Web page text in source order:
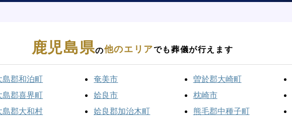
鹿児島県の他のエリアでも葬儀が行えます
島郡和泊町
島郡喜界町
島郡大和村
奄美市
姶良市
姶良郡加治木町
曽於郡大崎町
枕崎市
熊毛郡中種子町